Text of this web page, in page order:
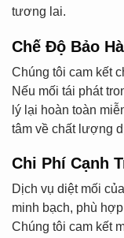
tương lai.
Chế Độ Bảo
Chúng tôi cam kết
Nếu mối tái phát
lý lại hoàn toàn
tâm về chất lượng
Chi Phí Cạnh
Dịch vụ diệt mối
minh bạch, phù
Chúng tôi cam kết